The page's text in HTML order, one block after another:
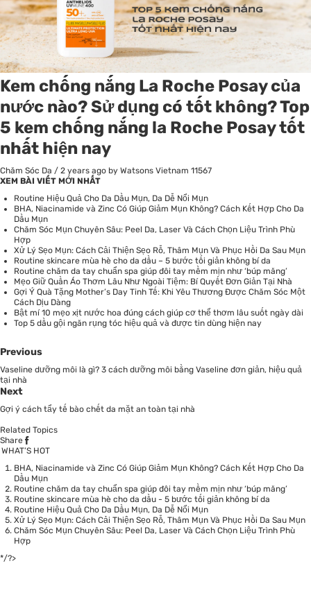
Kem chống nắng La Roche Posay của
nước nào? Sử dụng có tốt không? Top
5 kem chống nắng la Roche Posay tốt
nhất hiện nay
Chăm Sóc Da / 2 years ago by Watsons Vietnam 11567
XEM BÀI VIẾT MỚI NHẤT
Routine Hiệu Quả Cho Da Dầu Mụn, Da Dễ Nổi Mụn
BHA, Niacinamide và Zinc Có Giúp Giảm Mụn Không? Cách Kết Hợp Cho Da
Dầu Mụn
Chăm Sóc Mụn Chuyên Sâu: Peel Da, Laser Và Cách Chọn Liệu Trình Phù
Hợp
Xử Lý Sẹo Mụn: Cách Cải Thiện Sẹo Rỗ, Thâm Mụn Và Phục Hồi Da Sau Mụn
Routine skincare mùa hè cho da dầu – 5 bước tối giản không bí da
Routine chăm da tay chuẩn spa giúp đôi tay mềm mịn như ‘búp măng’
Mẹo Giữ Quần Áo Thơm Lâu Như Ngoài Tiệm: Bí Quyết Đơn Giản Tại Nhà
Gợi Ý Quà Tặng Mother’s Day Tinh Tế: Khi Yêu Thương Được Chăm Sóc Một
Cách Dịu Dàng
Bật mí 10 mẹo xịt nước hoa đúng cách giúp cơ thể thơm lâu suốt ngày dài
Top 5 dầu gội ngăn rụng tóc hiệu quả và được tin dùng hiện nay
Previous
Vaseline dưỡng môi là gì? 3 cách dưỡng môi bằng Vaseline đơn giản, hiệu quả
tại nhà
Next
Gợi ý cách tẩy tế bào chết da mặt an toàn tại nhà
Related Topics
Share
WHAT’S HOT
BHA, Niacinamide và Zinc Có Giúp Giảm Mụn Không? Cách Kết Hợp Cho Da
Dầu Mụn
Routine chăm da tay chuẩn spa giúp đôi tay mềm mịn như ‘búp măng’
Routine skincare mùa hè cho da dầu - 5 bước tối giản không bí da
Routine Hiệu Quả Cho Da Dầu Mụn, Da Dễ Nổi Mụn
Xử Lý Sẹo Mụn: Cách Cải Thiện Sẹo Rỗ, Thâm Mụn Và Phục Hồi Da Sau Mụn
Chăm Sóc Mụn Chuyên Sâu: Peel Da, Laser Và Cách Chọn Liệu Trình Phù
Hợp
*/?>